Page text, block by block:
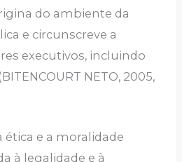
do ambiente da
e circunscreve a
executivos, incluindo
NETO, 2005,
ética e a moralidade
à legalidade e à